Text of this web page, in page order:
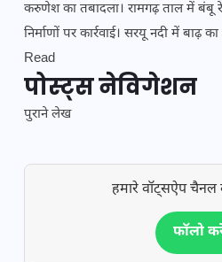
करुणेश का तबादला। रामगढ़ ताल में बंबू
निर्माणों पर कार्रवाई। सरयू नदी में
Read
पोस्ट्स नेविगेशन
पुराने लेख
हमारे वॉट्सऐप चैनल
फॉलो